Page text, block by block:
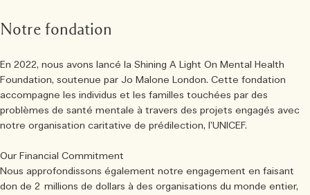
Notre fondation
En 2022, nous avons lancé la Shining A Light On Mental Health
Foundation, soutenue par Jo Malone London. Cette fondation
accompagne les individus et les familles touchées par des
problèmes de santé mentale à travers des projets engagés avec
notre organisation caritative de prédilection, l’UNICEF.
Our Financial Commitment
Nous approfondissons également notre engagement en faisant
don de 2 millions de dollars à des organisations du monde entier,